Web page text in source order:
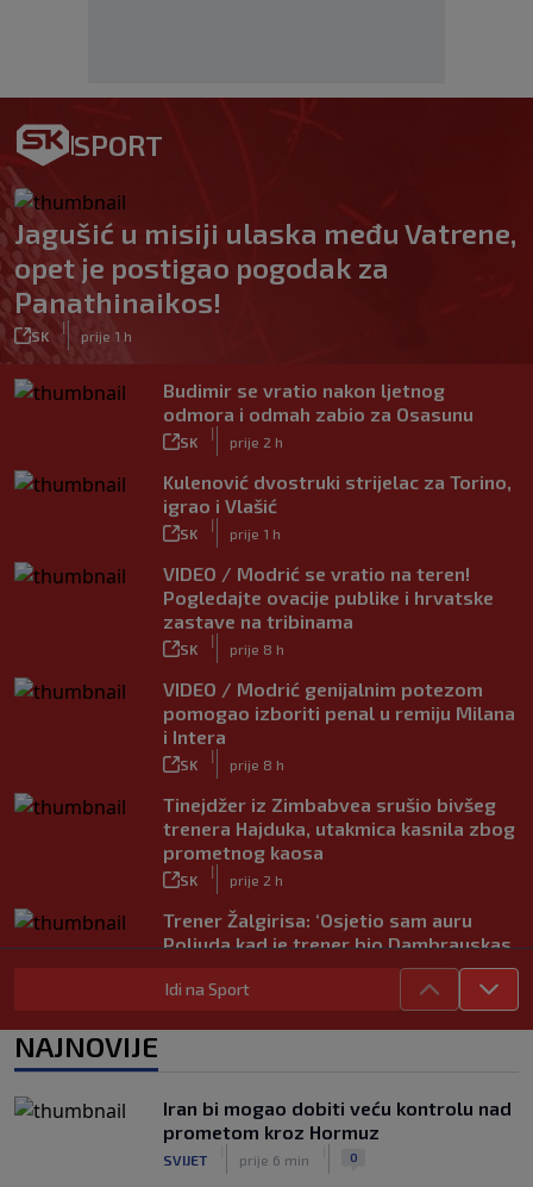
SPORT
Jagušić u misiji ulaska među Vatrene,
opet je postigao pogodak za
Panathinaikos!
SK
|
prije 1 h
Budimir se vratio nakon ljetnog
odmora i odmah zabio za Osasunu
SK
|
prije 2 h
Kulenović dvostruki strijelac za Torino,
igrao i Vlašić
SK
|
prije 1 h
VIDEO / Modrić se vratio na teren!
Pogledajte ovacije publike i hrvatske
zastave na tribinama
SK
|
prije 8 h
VIDEO / Modrić genijalnim potezom
pomogao izboriti penal u remiju Milana
i Intera
SK
|
prije 8 h
Tinejdžer iz Zimbabvea srušio bivšeg
trenera Hajduka, utakmica kasnila zbog
prometnog kaosa
SK
|
prije 2 h
Trener Žalgirisa: ‘Osjetio sam auru
Poljuda kad je trener bio Dambrauskas.
Hajduk danas igra nestabilno’
SK
|
prije 4 h
Vatreni u Cityju sve bolji: ‘Kovačić
SK
|
prije 4 h
Luis Figo žestoko prozvao Infantina:
‘Najniže, najlopovskije i kukavički
Idi na Sport
NAJNOVIJE
Iran bi mogao dobiti veću kontrolu nad
prometom kroz Hormuz
SVIJET prije 6 min 0